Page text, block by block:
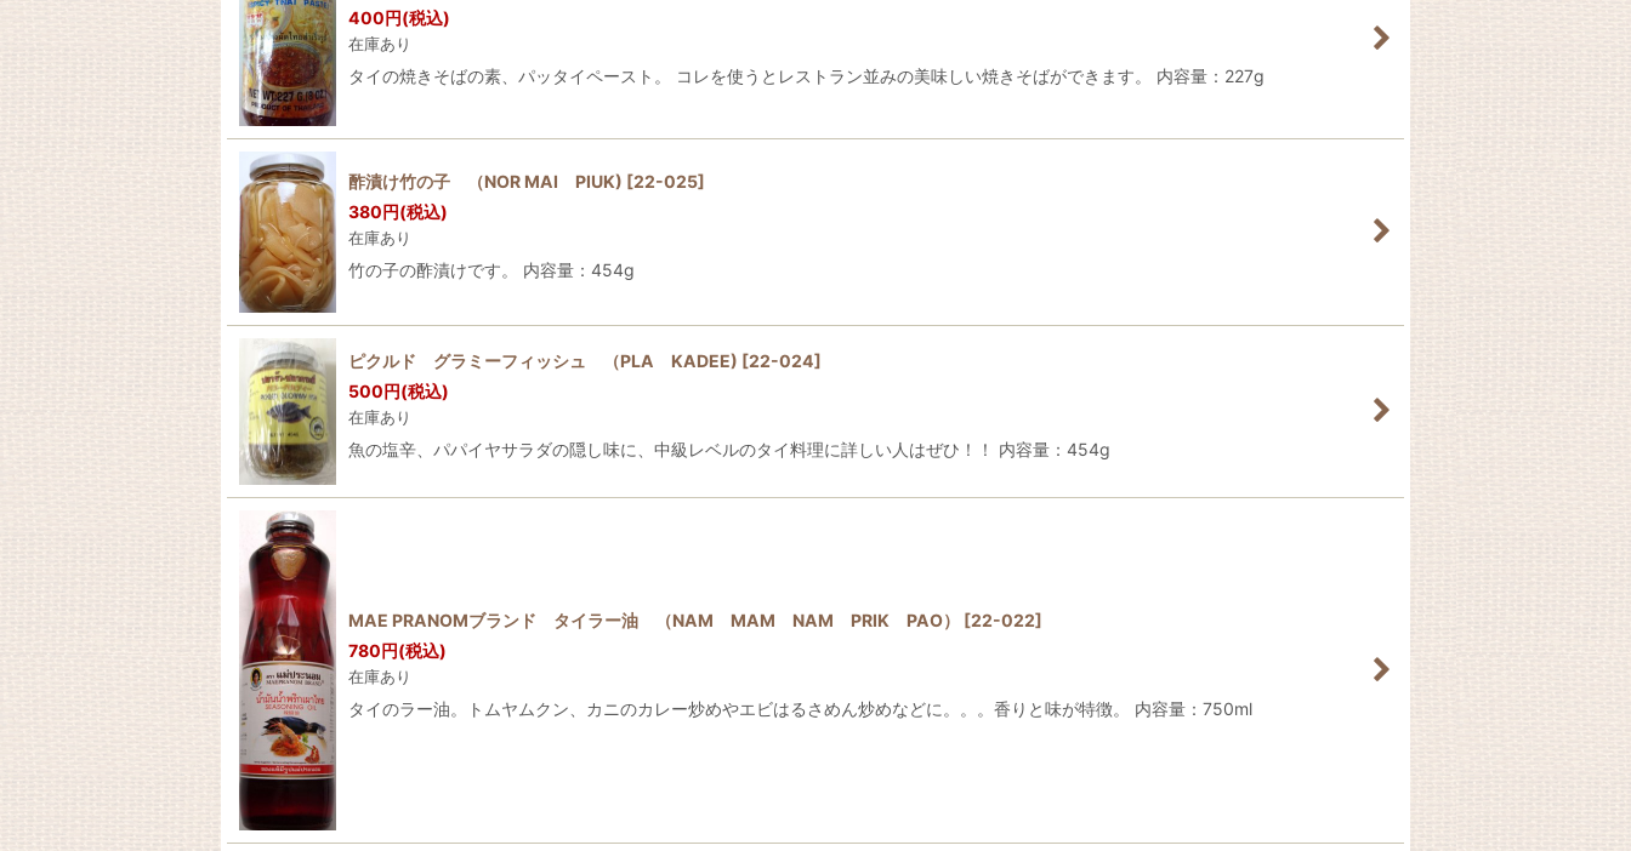
400円(税込)
在庫あり
タイの焼きそばの素、パッタイペースト。 コレを使うとレストラン並みの美味しい焼きそばができます。 内容量：227g
酢漬け竹の子 （NOR MAI PIUK) [22-025]
380円(税込)
在庫あり
竹の子の酢漬けです。 内容量：454g
ピクルド グラミーフィッシュ （PLA KADEE) [22-024]
500円(税込)
在庫あり
魚の塩辛、パパイヤサラダの隠し味に、中級レベルのタイ料理に詳しい人はぜひ！！ 内容量：454g
MAE PRANOMブランド タイラー油 （NAM MAM NAM PRIK PAO） [22-022]
780円(税込)
在庫あり
タイのラー油。トムヤムクン、カニのカレー炒めやエビはるさめん炒めなどに。。。香りと味が特徴。 内容量：750ml